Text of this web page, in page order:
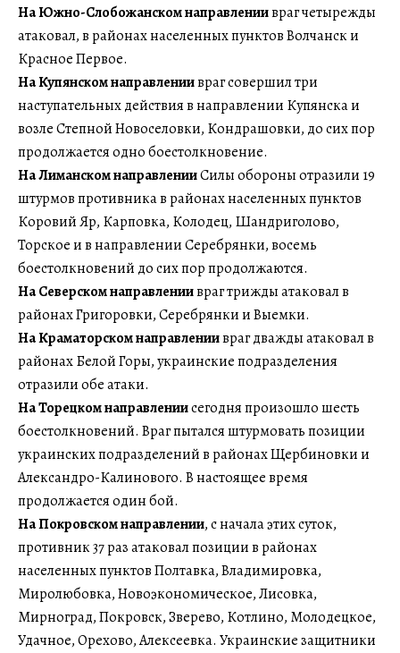
На Южно-Слобожанском направлениивраг четырежды
атаковал, в районах населенных пунктов Волчанск и
Красное Первое.
На Купянском направлениивраг совершил три
наступательных действия в направлении Купянска и
возле Степной Новоселовки, Кондрашовки, до сих пор
продолжается одно боестолкновение.
На Лиманском направленииСилы обороны отразили 19
штурмов противника в районах населенных пунктов
Коровий Яр, Карповка, Колодец, Шандриголово,
Торское и в направлении Серебрянки, восемь
боестолкновений до сих пор продолжаются.
На Северском направлениивраг трижды атаковал в
районах Григоровки, Серебрянки и Выемки.
На Краматорском направлениивраг дважды атаковал в
районах Белой Горы, украинские подразделения
отразили обе атаки.
На Торецком направлениисегодня произошло шесть
боестолкновений. Враг пытался штурмовать позиции
украинских подразделений в районах Щербиновки и
Александро-Калинового. В настоящее время
продолжается один бой.
На Покровском направлении, с начала этих суток,
противник 37 раз атаковал позиции в районах
населенных пунктов Полтавка, Владимировка,
Миролюбовка, Новоэкономическое, Лисовка,
Мирноград, Покровск, Зверево, Котлино, Молодецкое,
Удачное, Орехово, Алексеевка. Украинские защитники